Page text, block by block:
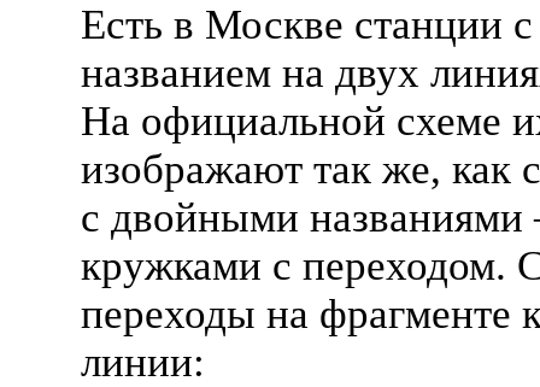
Есть в Москве станции
названием на двух
На официальной схеме
изображают так же, как
с двойными
кружками с переходом.
переходы на фрагменте
линии: